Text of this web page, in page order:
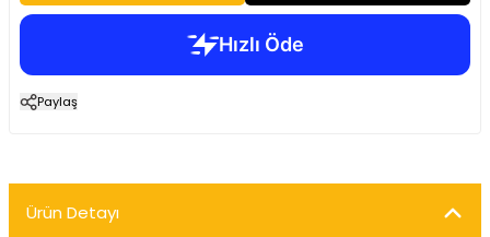
Paylaş
Ürün Detayı